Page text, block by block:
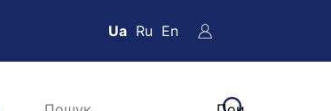
Ua Ru En